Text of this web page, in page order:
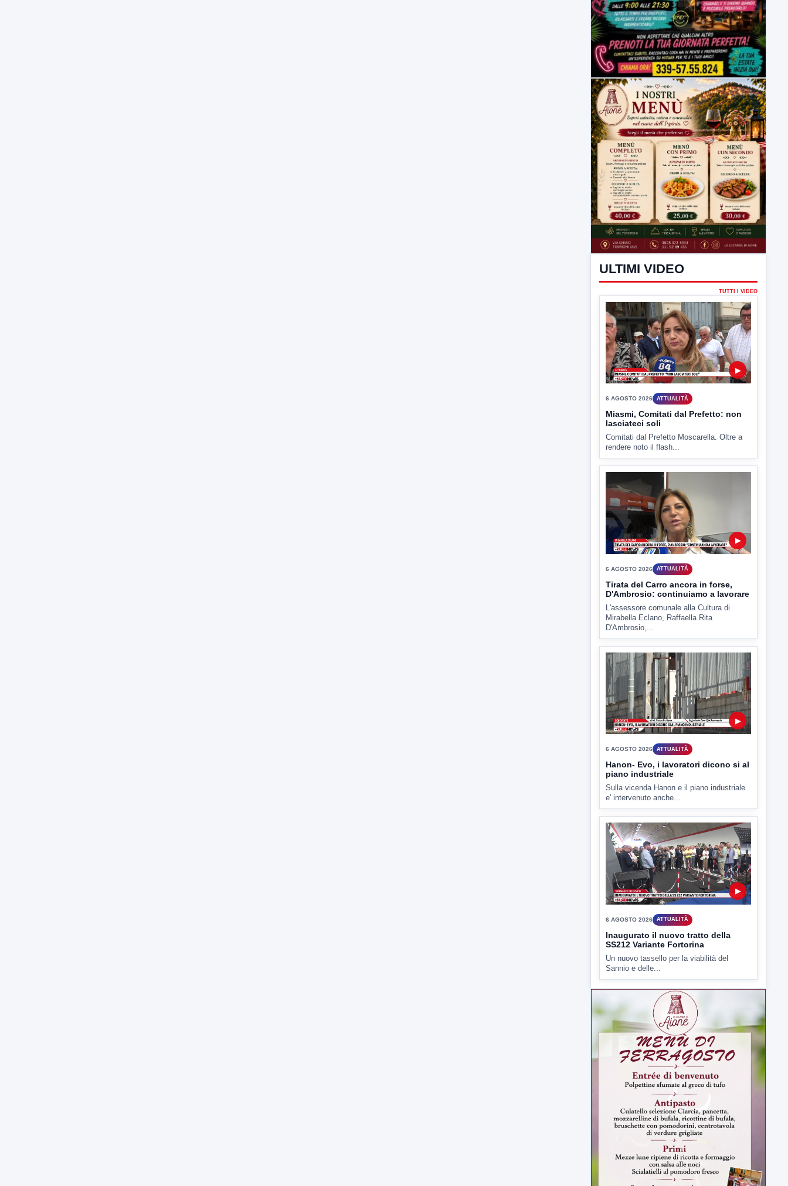
ULTIMI VIDEO
TUTTI I VIDEO
Miasmi, Comitati dal Prefetto: non
Comitati dal Prefetto Moscarella. Oltre a
rendere noto il flash...
Tirata del Carro ancora in forse,
D'Ambrosio: continuiamo a lavorare
L'assessore comunale alla Cultura di
Mirabella Eclano, Raffaella Rita
D'Ambrosio,...
6 AGOSTO 2026
Hanon- Evo, i lavoratori dicono si al
Sulla vicenda Hanon e il piano industriale
e' intervenuto anche...
Inaugurato il nuovo tratto della
Un nuovo tassello per la viabilità del
Sannio e delle...